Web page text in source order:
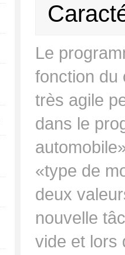
Le
fonction du
très agile
dans le
«type de
deux
nouvelle
vide et lors